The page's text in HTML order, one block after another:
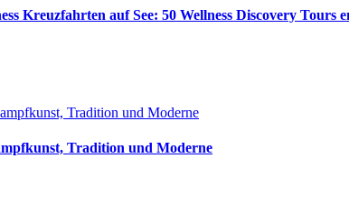
Kreuzfahrten auf See: 50 Wellness Discovery Tours
Tradition und Moderne